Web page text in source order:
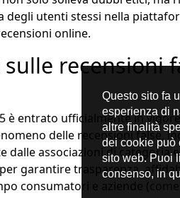
utenti stessi nella
online.
sulle recensioni
è entrato ufficialmente in
delle recensioni false,
dalle associazioni di categoria
garantire trasparenza,
consumatori e aziende (